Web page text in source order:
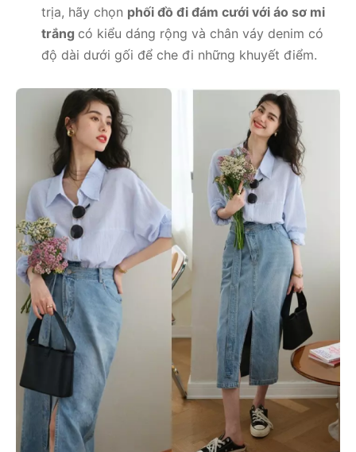
trịa, hãy chọn phối đồ đi đám cưới với áo sơ mi
trắng có kiểu dáng rộng và chân váy denim có
độ dài dưới gối để che đi những khuyết điểm.